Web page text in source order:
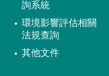
詢系統
環境影響評估相關
法規查詢
其他文件